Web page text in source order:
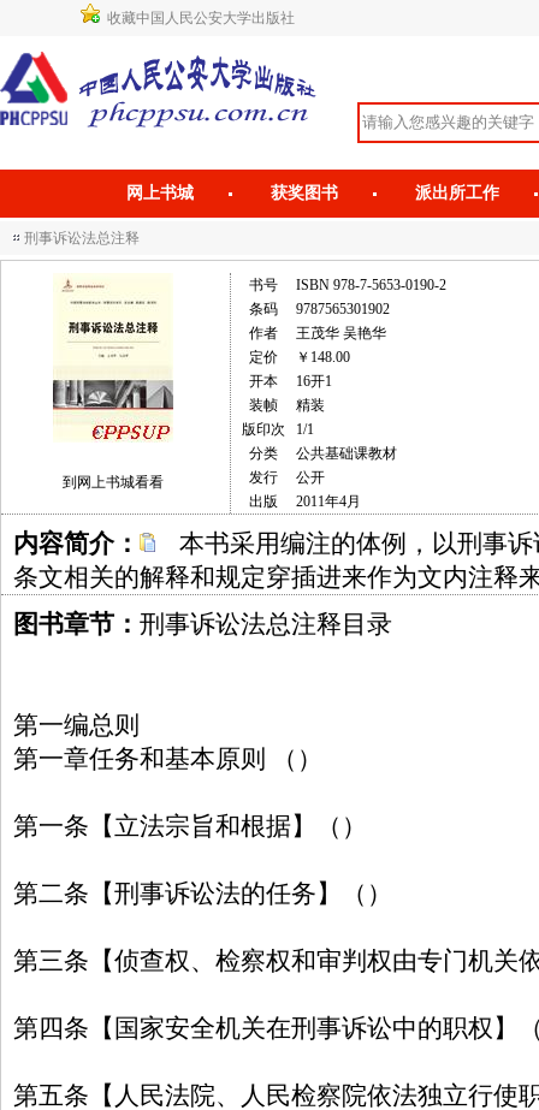
收藏中国人民公安大学出版社
网上书城 获奖图书 派出所工作
刑事诉讼法总注释
到网上书城看看
书号
ISBN 978-7-5653-0190-2
条码
9787565301902
作者
王茂华 吴艳华
定价
￥148.00
开本
16开1
装帧
精装
版印次
1/1
分类
公共基础课教材
发行
公开
出版
2011年4月
内容简介：
本书采用编注的体例，以刑事
条文相关的解释和规定穿插进来作为文内注释
图书章节： 刑事诉讼法总注释目录
第一编总则
第一章任务和基本原则 （）
第一条【立法宗旨和根据】（）
第二条【刑事诉讼法的任务】（）
第三条【侦查权、检察权和审判权由专门机关
第四条【国家安全机关在刑事诉讼中的职权】
第五条【人民法院、人民检察院依法独立行使